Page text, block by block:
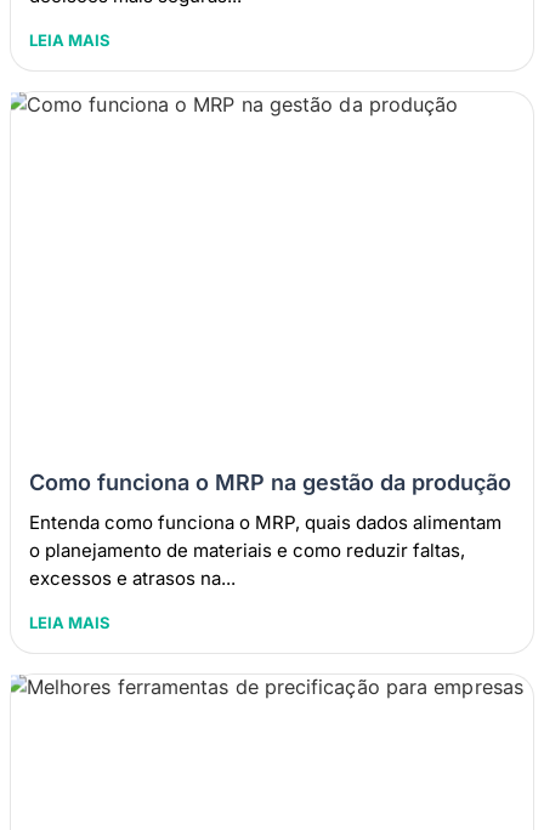
LEIA MAIS
Como funciona o MRP na gestão da produção
Entenda como funciona o MRP, quais dados alimentam
o planejamento de materiais e como reduzir faltas,
excessos e atrasos na...
LEIA MAIS